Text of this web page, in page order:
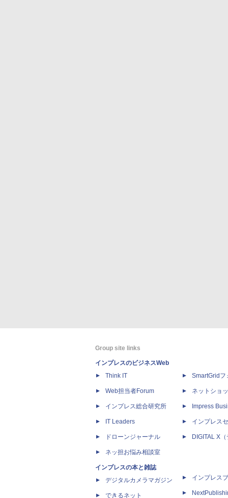
Group site links
インプレスのビジネスWeb
Think IT
Web担当者Forum
インプレス総合研究所
IT Leaders
ドローンジャーナル
ネッ担お悩み相談室
インプレスの本と雑誌
デジタルカメラマガジン
できるネット
SmartGridフ
ネットショ
Impress
インプレス
DIGITAL X
インプレス